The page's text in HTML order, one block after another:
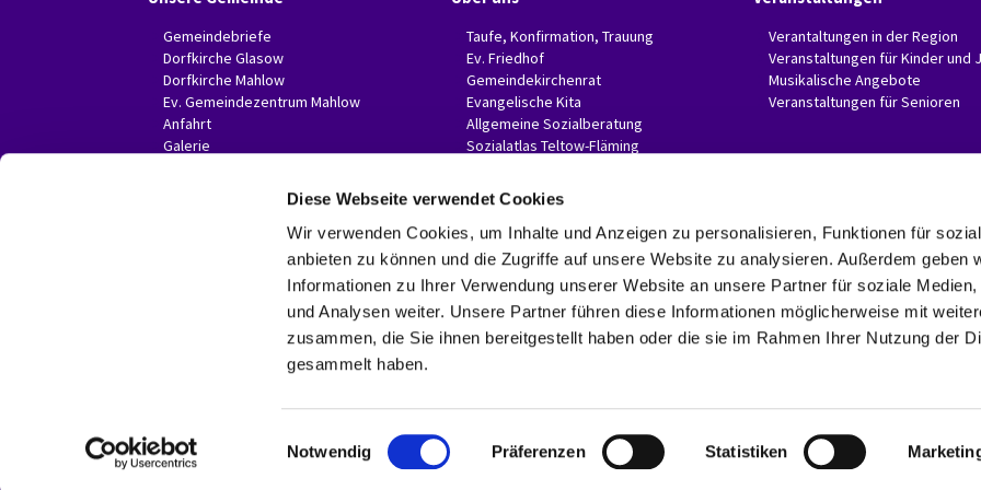
Diese Webseite verwendet Cookies
Wir verwenden Cookies, um Inhalte und Anzeigen zu personalisieren, Funktionen für
anbieten zu können und die Zugriffe auf unsere Website zu analysieren. Außerdem geben
Informationen zu Ihrer Verwendung unserer Website an unsere Partner für soziale Medien,
und Analysen weiter. Unsere Partner führen diese Informationen möglicherweise mit
zusammen, die Sie ihnen bereitgestellt haben oder die sie im Rahmen Ihrer Nutzung der
gesammelt haben.
i
Notwendig Präferenzen Statistiken
Gemeindebriefe
Dorfkirche Glasow
Dorfkirche Mahlow
Ev. Gemeindezentrum Mahlow
Anfahrt
Galerie
Taufe, Konfirmation, Trauung
Ev. Friedhof
Gemeindekirchenrat
Evangelische Kita
Allgemeine Sozialberatung
Sozialatlas Teltow-Fläming
Verantaltungen in der Region
Veranstaltungen für Kinder und
Musikalische Angebote
Veranstaltungen für Senioren
Evangelische Invitaskirchengemeinde Glasow-Mahlow
Rathenaustr. 45
15831 Blankenfelde-Mahlow
Telefon: 03379 374407 Fax: 03379 374470
invitaskg-glasow-mahlow@kkzf.de